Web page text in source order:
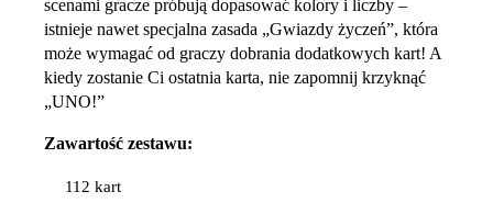
scenami gracze próbują dopasować kolory i liczby –
istnieje nawet specjalna zasada „Gwiazdy życzeń”, która
może wymagać od graczy dobrania dodatkowych kart! A
kiedy zostanie Ci ostatnia karta, nie zapomnij krzyknąć
„UNO!”
Zawartość zestawu:
112 kart